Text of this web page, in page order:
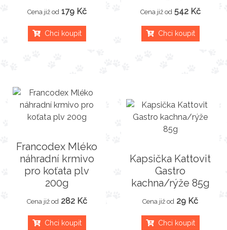
Cena již od 179 Kč
Chci koupit
Cena již od 542 Kč
Chci koupit
Francodex Mléko
náhradní krmivo
pro koťata plv
200g
Cena již od 282 Kč
Chci koupit
Kapsička Kattovit
Gastro
kachna/rýže 85g
Cena již od 29 Kč
Chci koupit